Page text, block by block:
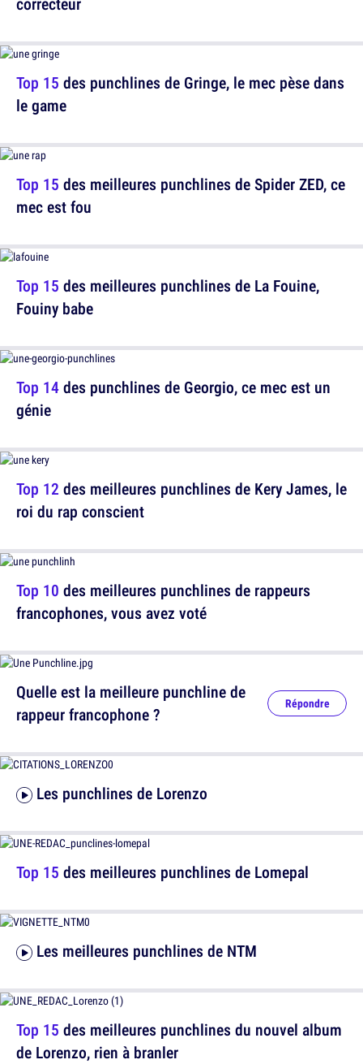
Top 15 des meilleures punchlines de Spider ZED, ce
mec est fou
Top 14des punchlines de Georgio, ce mec est un
génie
Top 10 des meilleures punchlines de rappeurs
francophones, vous avez voté
Les punchlines de Lorenzo
Les meilleures punchlines de NTM
Top 15 des punchlines de Gringe, le mec pèse dans
le game
Top 15 des meilleures punchlines de La Fouine,
Fouiny babe
Top 12 des meilleures punchlines de Kery James, le
roi du rap conscient
Quelle est la meilleure punchline de
rappeur francophone ?
Répondre
Top 15 des meilleures punchlines de Lomepal
Top 15 des meilleures punchlines du nouvel album
de Lorenzo, rien à branler